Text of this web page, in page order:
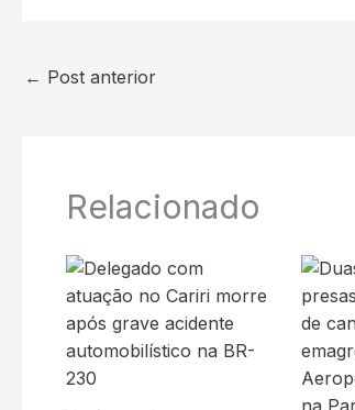
← Post anterior
Relacionado